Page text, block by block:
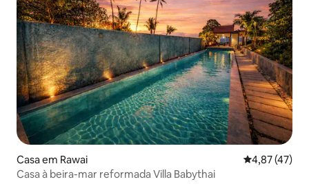
Casa em Rawai Classificação
4,87 (47)
Casa à beira-mar reformada Villa Babythai